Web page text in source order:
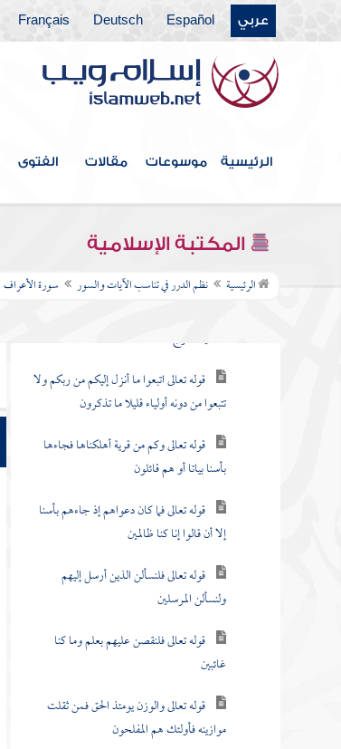
عربي Español
Deutsch
Français
الرئيسية موسوعات مقالات الفتوى
المكتبة الإسلامية
الرئيسية نظم الدرر في تناسب الآيات والسور سورة الأعراف
سورة الفاتحة
سورة البقرة
سورة آل عمران
سورة النساء
سورة " المائدة
سورة الأنعام
سورة الأعراف
صدرك حرج منه
قوله تعالى اتبعوا ما أنزل إليكم من ربكم ولا
تتبعوا من دونه أولياء قليلا ما تذكرون
قوله تعالى وكم من قرية أهلكناها فجاءها
بأسنا بياتا أو هم قائلون
قوله تعالى فما كان دعواهم إذ جاءهم بأسنا
إلا أن قالوا إنا كنا ظالمين
قوله تعالى فلنسألن الذين أرسل إليهم
ولنسألن المرسلين
قوله تعالى فلنقصن عليهم بعلم وما كنا
غائبين
قوله تعالى والوزن يومئذ الحق فمن ثقلت
موازينه فأولئك هم المفلحون